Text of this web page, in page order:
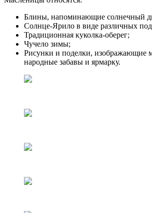
Блины, напоминающие солнечный
Солнце-Ярило в виде различных
Традиционная куколка-оберег;
Чучело зимы;
Рисунки и поделки, изображающие
народные забавы и ярмарку.